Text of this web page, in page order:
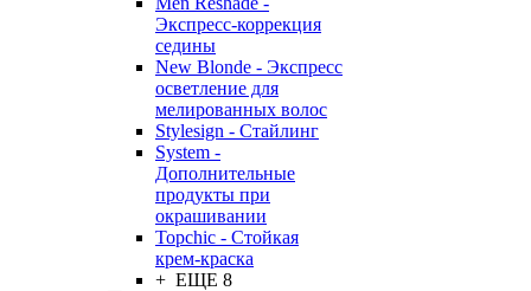
Экспресс-коррекция
седины
New Blonde - Экспресс
осветление для
мелированных волос
Stylesign - Стайлинг
System -
Дополнительные
продукты при
окрашивании
Topchic - Стойкая
крем-краска
+ ЕЩЕ 8